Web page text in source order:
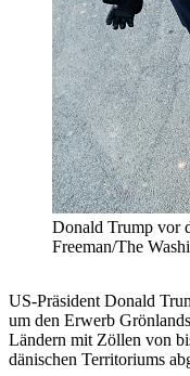
Donald Trump vor
Freeman/The
US-Präsident Donald
um den Erwerb
Ländern mit Zöllen von
dänischen Territoriums